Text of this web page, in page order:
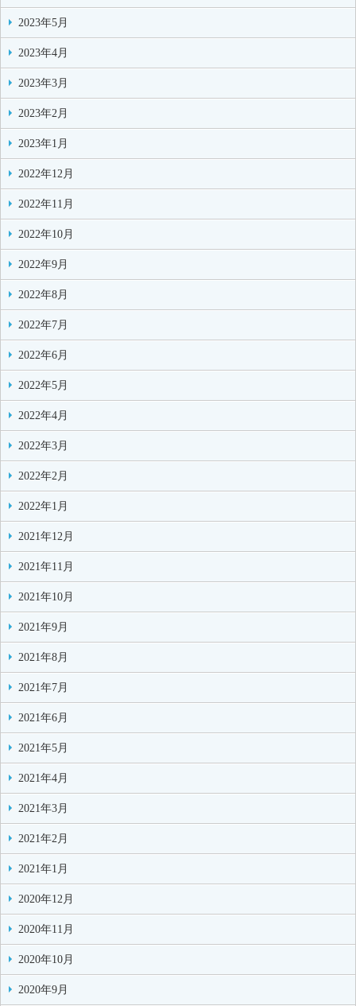
2023年5月
2023年4月
2023年3月
2023年2月
2023年1月
2022年12月
2022年11月
2022年10月
2022年9月
2022年8月
2022年7月
2022年6月
2022年5月
2022年4月
2022年3月
2022年2月
2022年1月
2021年12月
2021年11月
2021年10月
2021年9月
2021年8月
2021年7月
2021年6月
2021年5月
2021年4月
2021年3月
2021年2月
2021年1月
2020年12月
2020年11月
2020年10月
2020年9月